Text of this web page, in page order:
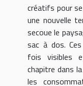
créatifs pour se
une nouvelle
secoue le
sac à dos.
fois visibles
chapitre dans
les